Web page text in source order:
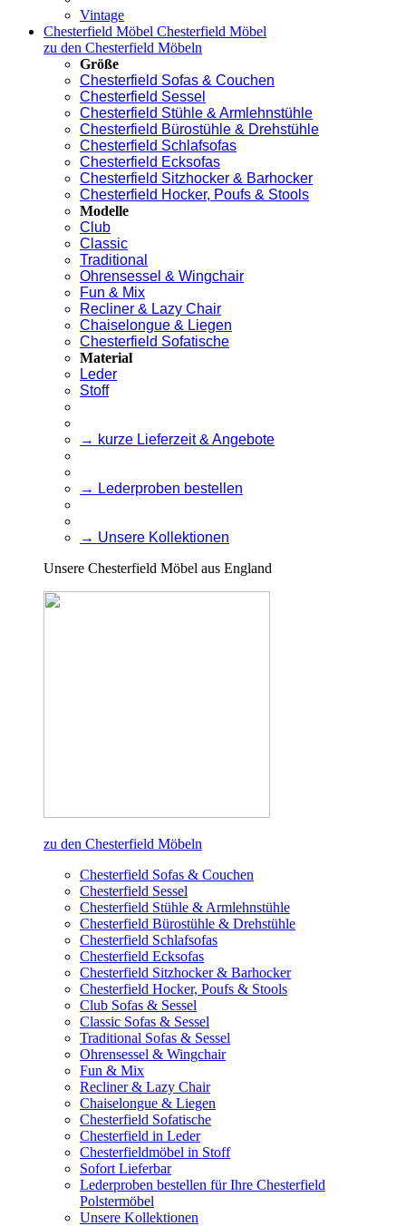
Vintage
Chesterfield Möbel Chesterfield Möbel
zu den Chesterfield Möbeln
Größe
Chesterfield Sofas & Couchen
Chesterfield Sessel
Chesterfield Stühle & Armlehnstühle
Chesterfield Bürostühle & Drehstühle
Chesterfield Schlafsofas
Chesterfield Ecksofas
Chesterfield Sitzhocker & Barhocker
Chesterfield Hocker, Poufs & Stools
Modelle
Club
Classic
Traditional
Ohrensessel & Wingchair
Fun & Mix
Recliner & Lazy Chair
Chaiselongue & Liegen
Chesterfield Sofatische
Material
Leder
Stoff
→ kurze Lieferzeit & Angebote
→ Lederproben bestellen
→ Unsere Kollektionen
Unsere Chesterfield Möbel aus England
zu den Chesterfield Möbeln
Chesterfield Sofas & Couchen
Chesterfield Sessel
Chesterfield Stühle & Armlehnstühle
Chesterfield Bürostühle & Drehstühle
Chesterfield Schlafsofas
Chesterfield Ecksofas
Chesterfield Sitzhocker & Barhocker
Chesterfield Hocker, Poufs & Stools
Club Sofas & Sessel
Classic Sofas & Sessel
Traditional Sofas & Sessel
Ohrensessel & Wingchair
Fun & Mix
Recliner & Lazy Chair
Chaiselongue & Liegen
Chesterfield Sofatische
Chesterfield in Leder
Chesterfieldmöbel in Stoff
Sofort Lieferbar
Lederproben bestellen für Ihre Chesterfield
Polstermöbel
Unsere Kollektionen